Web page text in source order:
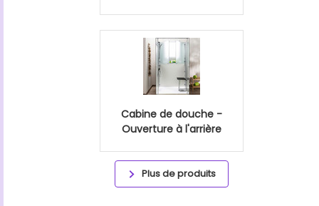
Cabine de douche -
Ouverture à l'arrière
Plus de produits